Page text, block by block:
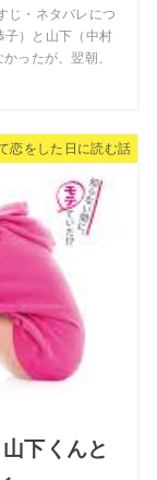
じ・ネタバレにつ
子）と山下（中村
ったが、翌朝、
恋をした日に読む話
下くんと